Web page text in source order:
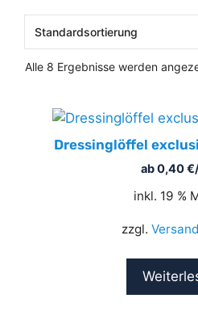
Alle 8 Ergebnisse werden
Dressinglöffel
ab0,40€
inkl. 19 %
zzgl.